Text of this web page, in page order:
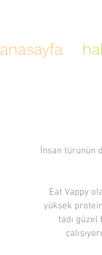
anasayfa
İnsan türünün
Eat Vappy
yüksek
tadı